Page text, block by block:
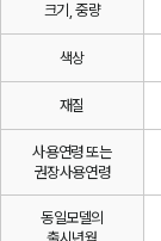
크기, 중량
색상
재질
사용연령 또는
권장사용연령
동일모델의